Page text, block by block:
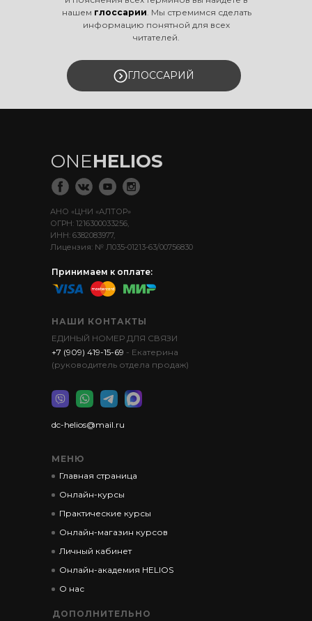
нашем глоссарии. Мы стремимся сделать
информацию понятной для всех
читателей.
ГЛОССАРИЙ
ДОПОЛНИТЕЛЬНО
Главная страница
Онлайн-курсы
Практические курсы
Личный кабинет
Онлайн-академия HELIOS
МЕНЮ
dc-helios@mail.ru
ЕДИНЫЙ НОМЕР ДЛЯ СВЯЗИ
+7 (909) 419-15-69 - Екатерина
(руководитель отдела продаж)
НАШИ КОНТАКТЫ
АНО «ЦНИ «АЛТОР»
ОГРН: 1216300033256,
ИНН: 6382083977,
Лицензия: № Л035-01213-63/00756830
Принимаем к оплате:
Онлайн-магазин курсов
О нас
ONEHELIOS